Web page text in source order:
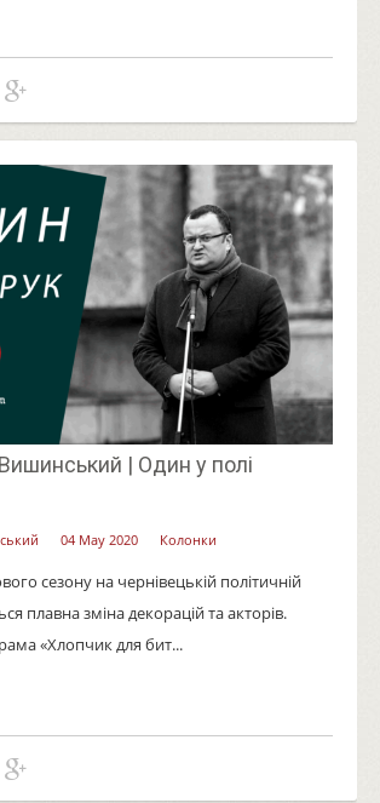
| Один у полі
04 May 2020 Колонки
сезону на чернівецькій політичній
плавна зміна декорацій та акторів.
«Хлопчик для бит...